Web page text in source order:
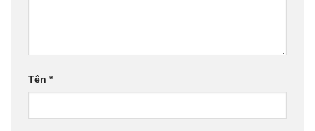
Tên *